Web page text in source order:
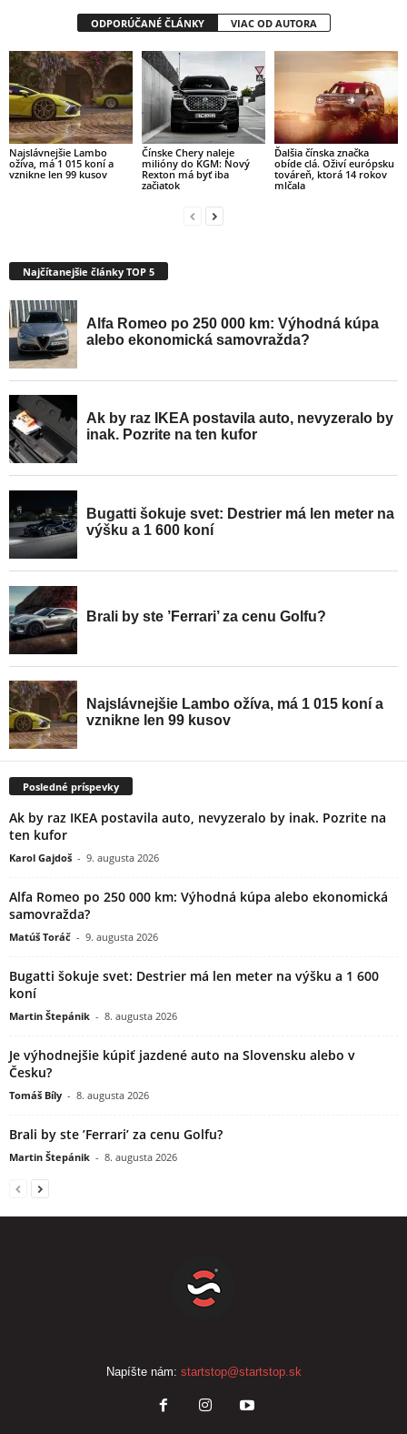
ODPORÚČANÉ ČLÁNKY VIAC OD AUTORA
Najslávnejšie Lambo
ožíva, má 1 015 koní a
vznikne len 99 kusov
Čínske Chery naleje
milióny do KGM: Nový
Rexton má byť iba
začiatok
Ďalšia čínska značka
obíde clá. Oživí európsku
továreň, ktorá 14 rokov
mlčala
Najčítanejšie články TOP 5
Posledné príspevky
Ak by raz IKEA postavila auto, nevyzeralo by inak. Pozrite na
ten kufor
Karol Gajdoš - 9. augusta 2026
Alfa Romeo po 250 000 km: Výhodná kúpa alebo ekonomická
samovražda?
Matúš Toráč - 9. augusta 2026
Bugatti šokuje svet: Destrier má len meter na výšku a 1 600
koní
Martin Štepánik - 8. augusta 2026
Je výhodnejšie kúpiť jazdené auto na Slovensku alebo v
Česku?
Tomáš Bíly - 8. augusta 2026
Brali by ste ’Ferrari’ za cenu Golfu?
Martin Štepánik - 8. augusta 2026
Napíšte nám: startstop@startstop.sk